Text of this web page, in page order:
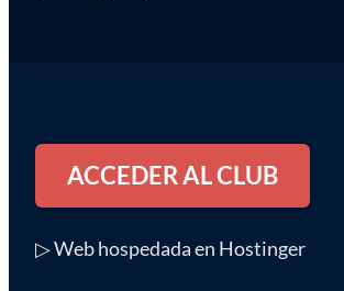
ACCEDER AL CLUB
▷ Web hospedada en Hostinger